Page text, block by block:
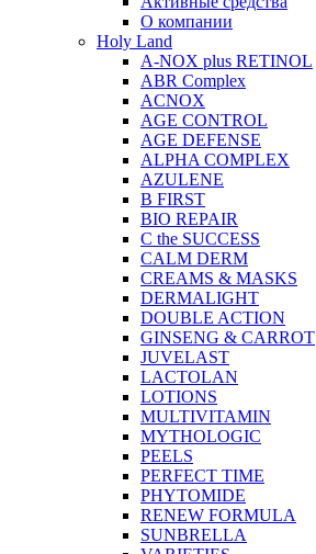
О компании
Holy Land
A-NOX plus RETINOL
ABR Complex
ACNOX
AGE CONTROL
AGE DEFENSE
ALPHA COMPLEX
AZULENE
B FIRST
BIO REPAIR
C the SUCCESS
CALM DERM
CREAMS & MASKS
DERMALIGHT
DOUBLE ACTION
GINSENG & CARROT
JUVELAST
LACTOLAN
LOTIONS
MULTIVITAMIN
MYTHOLOGIC
PEELS
PERFECT TIME
PHYTOMIDE
RENEW FORMULA
SUNBRELLA